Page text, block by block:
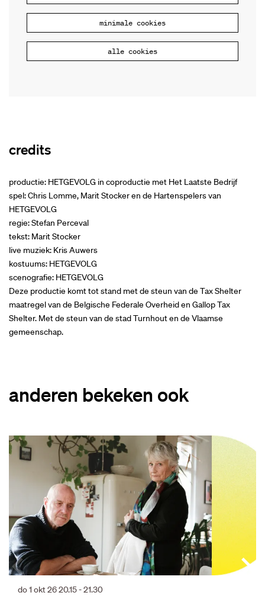
minimale cookies
alle cookies
credits
productie: HETGEVOLG in coproductie met Het Laatste Bedrijf
spel: Chris Lomme, Marit Stocker en de Hartenspelers van
HETGEVOLG
regie: Stefan Perceval
tekst: Marit Stocker
live muziek: Kris Auwers
kostuums: HETGEVOLG
scenografie: HETGEVOLG
Deze productie komt tot stand met de steun van de Tax Shelter
maatregel van de Belgische Federale Overheid en Gallop Tax
Shelter. Met de steun van de stad Turnhout en de Vlaamse
gemeenschap.
anderen bekeken ook
do 1 okt 2620.15 - 21.30